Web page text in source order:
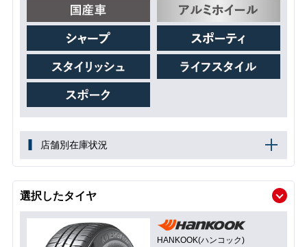
店舗別在庫状況
選択したタイヤ
HANKOOK(ハンコック)